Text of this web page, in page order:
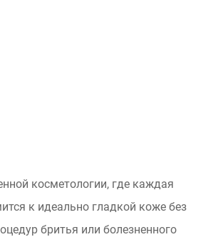
косметологии, где каждая
к идеально гладкой коже без
бритья или болезненного